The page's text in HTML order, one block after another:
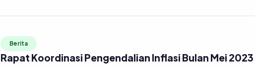
Berita
Rapat Koordinasi Pengendalian Inflasi Bulan Mei 2023